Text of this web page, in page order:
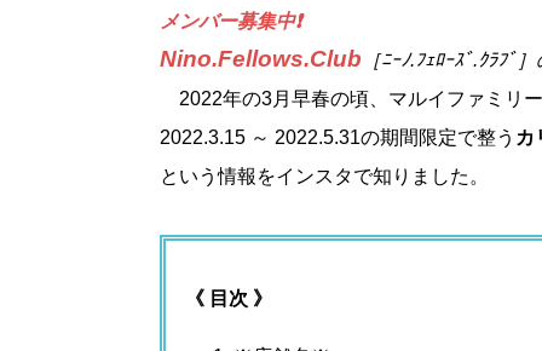
メンバー募集中❗️
Nino.Fellows.Club ［ﾆｰﾉ.ﾌｪﾛｰｽﾞ.ｸﾗﾌﾞ］
2022年の3月早春の頃、マルイファミリ
2022.3.15 ～ 2022.5.31の期間限定で整う カ
という情報をインスタで知りました。
《 目次 》